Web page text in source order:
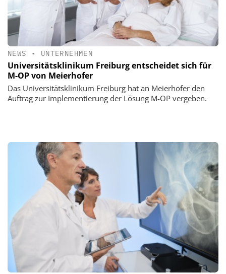
NEWS • UNTERNEHMEN
Universitätsklinikum Freiburg entscheidet sich für
M-OP von Meierhofer
Das Universitätsklinikum Freiburg hat an Meierhofer den
Auftrag zur Implementierung der Lösung M-OP vergeben.